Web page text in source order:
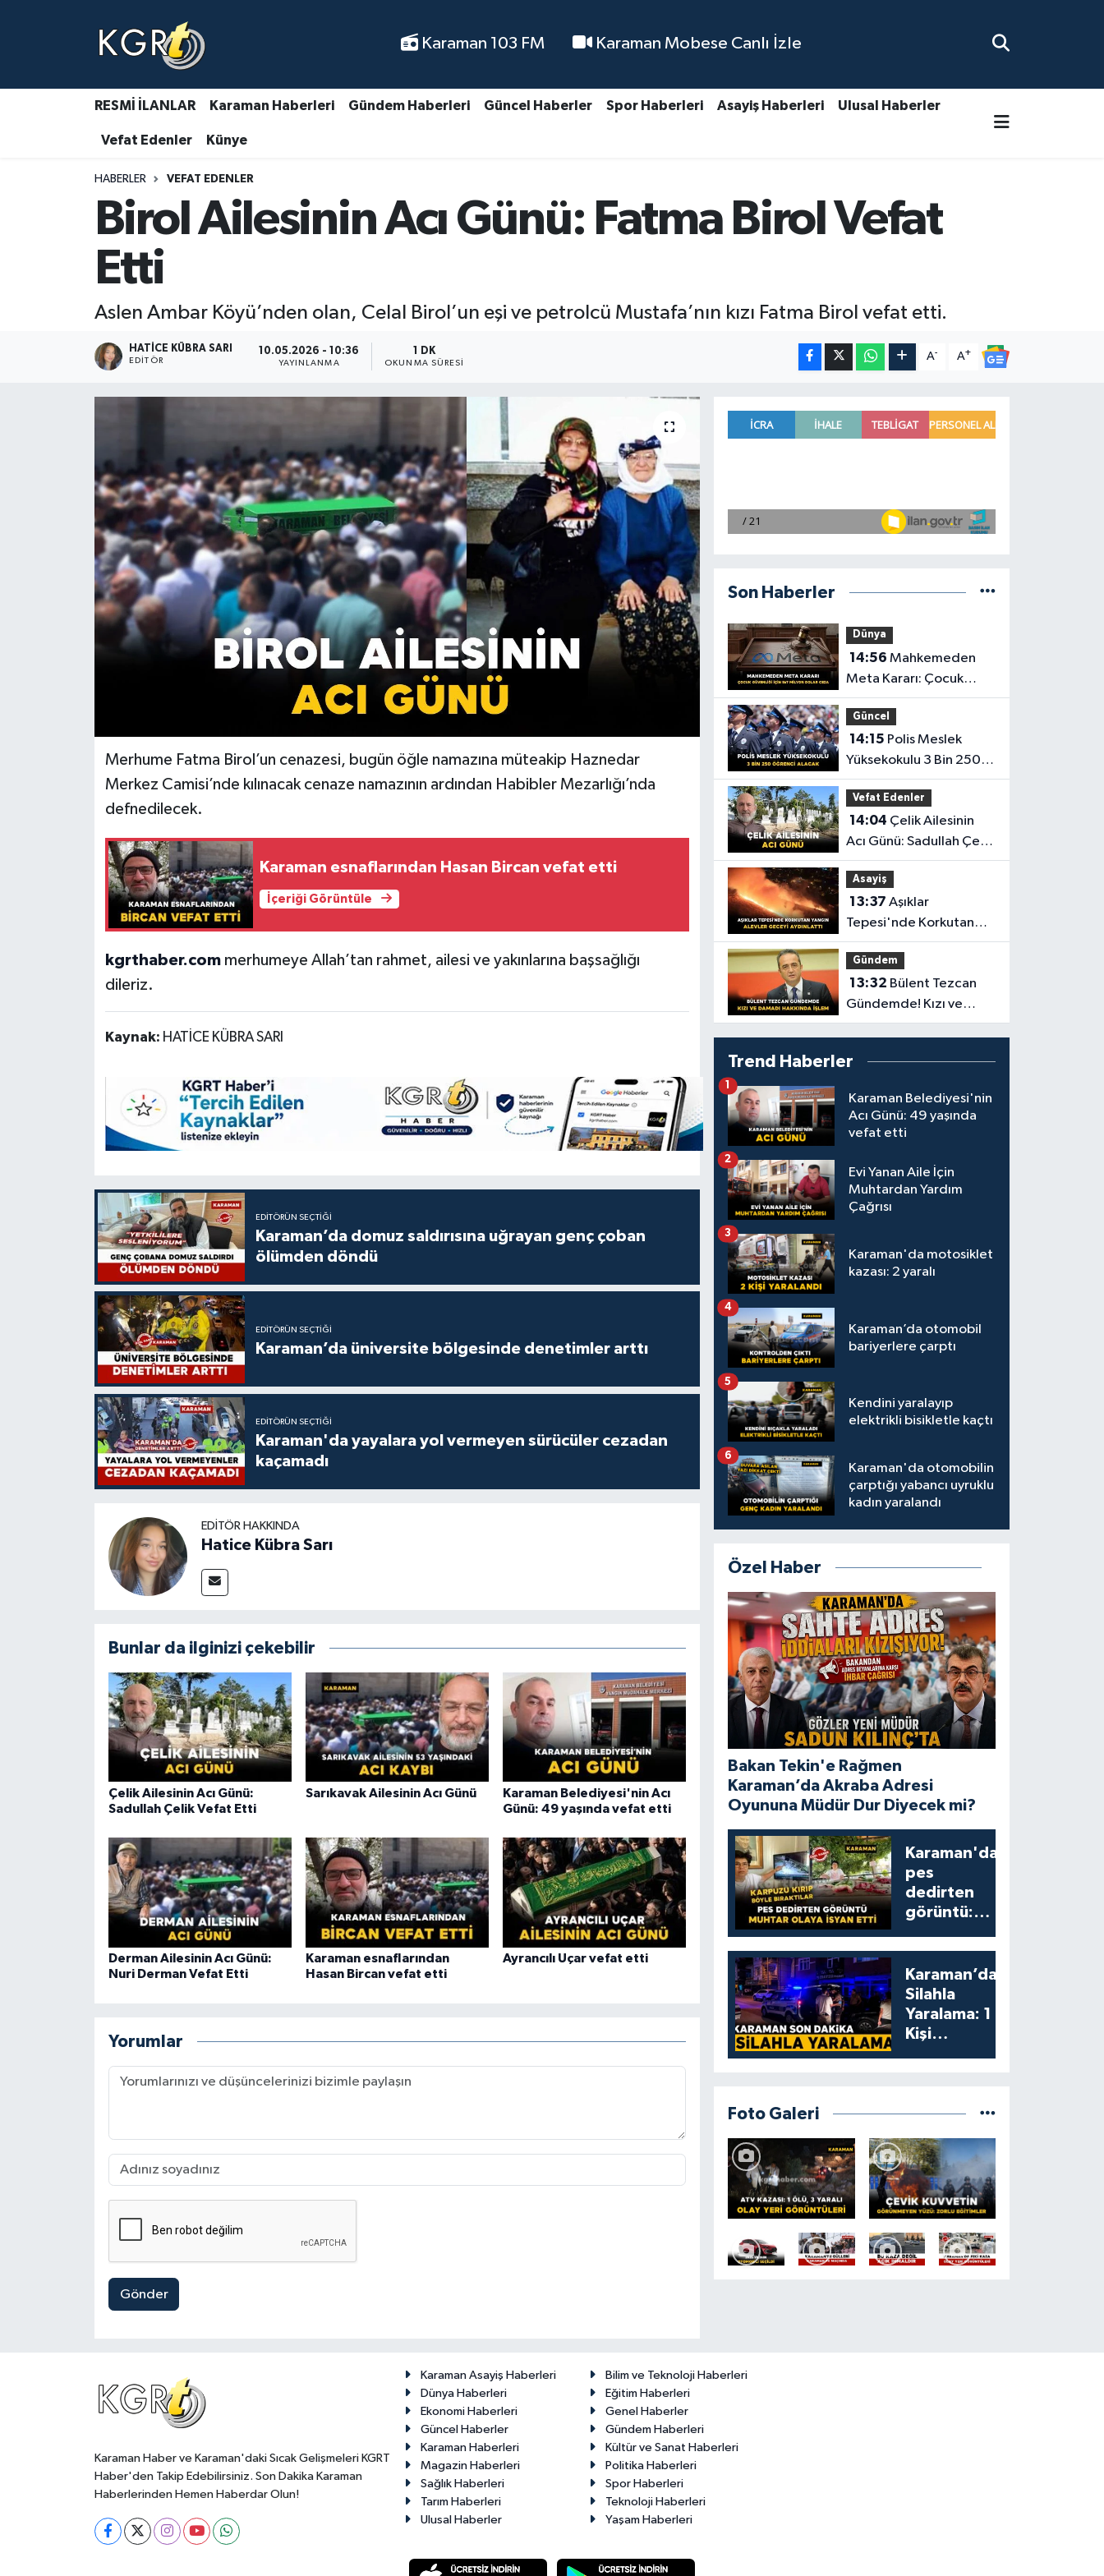
Karaman 103 FM Karaman Mobese Canlı İzle
RESMİ İLANLAR Karaman Haberleri Gündem Haberleri Güncel Haberler Spor Haberleri Asayiş Haberleri Ulusal Haberler
Vefat Edenler Künye
HABERLER VEFAT EDENLER
Birol Ailesinin Acı Günü: Fatma Birol Vefat
Etti
Aslen Ambar Köyü’nden olan, Celal Birol’un eşi ve petrolcü Mustafa’nın kızı Fatma Birol vefat etti.
HATICE KÜBRA SARI
EDITÖR
10.05.2026 - 10:36
YAYINLANMA
1 DK
OKUNMA SÜRESI
A- A+
Merhume Fatma Birol’un cenazesi, bugün öğle namazına müteakip Haznedar
Merkez Camisi’nde kılınacak cenaze namazının ardından Habibler Mezarlığı’nda
defnedilecek.
Karaman esnaflarından Hasan Bircan vefat etti
İçeriği Görüntüle
kgrthaber.commerhumeye Allah’tan rahmet, ailesi ve yakınlarına başsağlığı
dileriz.
Kaynak: HATİCE KÜBRA SARI
EDITÖRÜN SEÇTIĞI
Karaman’da domuz saldırısına uğrayan genç çoban
ölümden döndü
EDITÖRÜN SEÇTIĞI
Karaman’da üniversite bölgesinde denetimler arttı
EDITÖRÜN SEÇTIĞI
Karaman'da yayalara yol vermeyen sürücüler cezadan
kaçamadı
EDITÖR HAKKINDA
Hatice Kübra Sarı
Bunlar da ilginizi çekebilir
Çelik Ailesinin Acı Günü:
Sadullah Çelik Vefat Etti
Sarıkavak Ailesinin Acı Günü
Karaman Belediyesi'nin Acı
Günü: 49 yaşında vefat etti
Derman Ailesinin Acı Günü:
Nuri Derman Vefat Etti
Karaman esnaflarından
Hasan Bircan vefat etti
Ayrancılı Uçar vefat etti
Yorumlar
Gönder
Son Haberler
Dünya
14:56
Meta Kararı: Çocuk
Güvenliği İçin 567
Milyon Dolar Ceza
Güncel
14:15
Yüksekokulu 3 Bin 250
Öğrenci Alacak
Vefat Edenler
14:04
Acı Günü: Sadullah Çelik
Vefat Etti
Asayiş
13:37
Tepesi'nde Korkutan
Yangın: Alevler Geceyi
Aydınlattı
Gündem
13:32
Gündemde! Kızı ve
Damadı Hakkında İşlem
Trend Haberler
Karaman Belediyesi'nin
Acı Günü: 49 yaşında
vefat etti
1
Evi Yanan Aile İçin
Muhtardan Yardım
Çağrısı
2
Karaman'da motosiklet
kazası: 2 yaralı
3
Karaman’da otomobil
bariyerlere çarptı
4
Kendini yaralayıp
elektrikli bisikletle kaçtı
5
Karaman'da otomobilin
çarptığı yabancı uyruklu
kadın yaralandı
6
Özel Haber
Bakan Tekin'e Rağmen
Karaman’da Akraba Adresi
Oyununa Müdür Dur Diyecek mi?
Karaman'da
pes
dedirten
görüntü:
yumruklayıp
yediler,
artıklarını
kamelyada
bıraktılar
Karaman’da
Silahla
Yaralama: 1
Kişi
Foto Galeri
Karaman Haber ve Karaman'daki Sıcak Gelişmeleri KGRT
Haber'den Takip Edebilirsiniz. Son Dakika Karaman
Haberlerinden Hemen Haberdar Olun!
Karaman Asayiş Haberleri
Bilim ve Teknoloji Haberleri
Dünya Haberleri
Eğitim Haberleri
Ekonomi Haberleri
Genel Haberler
Güncel Haberler
Gündem Haberleri
Karaman Haberleri
Kültür ve Sanat Haberleri
Magazin Haberleri
Politika Haberleri
Sağlık Haberleri
Spor Haberleri
Tarım Haberleri
Teknoloji Haberleri
Ulusal Haberler
Yaşam Haberleri
Karaman Haberleri
Gündem Haberleri
Güncel Haberler
Asayiş Haberleri
Ulusal Haberler
Vefat Edenler